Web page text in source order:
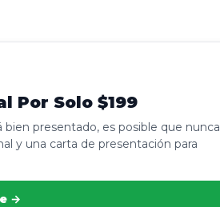
Por Solo $199
presentado, es posible que nunca
y una carta de presentación para
→